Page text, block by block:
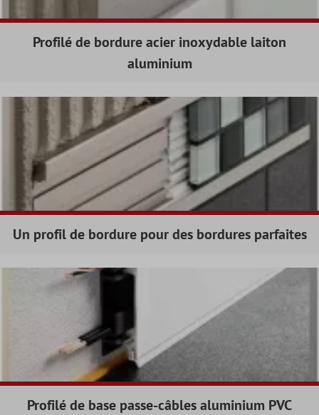
Profilé de bordure acier inoxydable laiton
aluminium
Un profil de bordure pour des bordures parfaites
Profilé de base passe-câbles aluminium PVC